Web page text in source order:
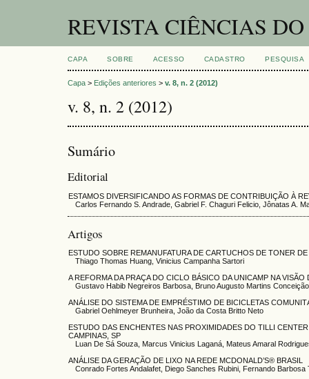
REVISTA CIÊNCIAS
CAPA SOBRE ACESSO CADASTRO PESQUISA
Capa > Edições anteriores > v. 8, n. 2 (2012)
v. 8, n. 2 (2012)
Sumário
Editorial
ESTAMOS DIVERSIFICANDO AS FORMAS DE CONTRIBUIÇÃO À
Carlos Fernando S. Andrade, Gabriel F. Chaguri Felicio, Jônatas A.
Artigos
ESTUDO SOBRE REMANUFATURA DE CARTUCHOS DE TONER
Thiago Thomas Huang, Vinicius Campanha Sartori
A REFORMA DA PRAÇA DO CICLO BÁSICO DA UNICAMP NA
Gustavo Habib Negreiros Barbosa, Bruno Augusto Martins Conceição
ANÁLISE DO SISTEMA DE EMPRÉSTIMO DE BICICLETAS
Gabriel Oehlmeyer Brunheira, João da Costa Britto Neto
ESTUDO DAS ENCHENTES NAS PROXIMIDADES DO TILLI
CAMPINAS, SP
Luan De Sá Souza, Marcus Vinicius Laganá, Mateus Amaral
ANÁLISE DA GERAÇÃO DE LIXO NA REDE MCDONALD’S® BRASIL
Conrado Fortes Andalafet, Diego Sanches Rubini, Fernando Barbosa